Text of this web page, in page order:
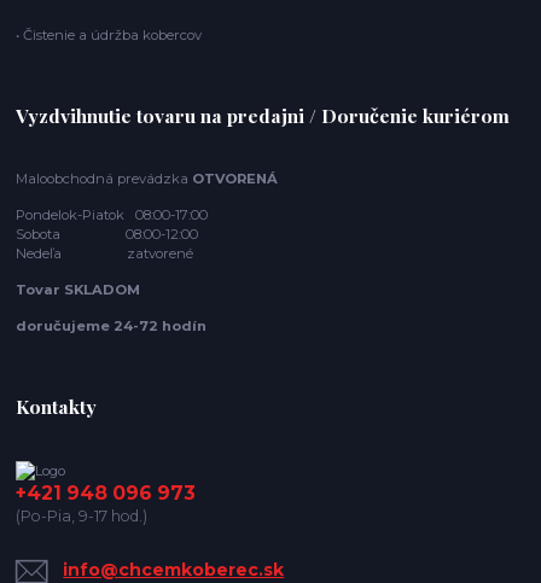
• Čistenie a údržba kobercov
Vyzdvihnutie tovaru na predajni / Doručenie kuriérom
Maloobchodná prevádzka OTVORENÁ
Pondelok-Piatok 08:00-17:00
Sobota 08:00-12:00
Nedeľa zatvorené
Tovar SKLADOM
doručujeme 24-72 hodín
Kontakty
+421 948 096 973
(Po-Pia, 9-17 hod.)
info@chcemkoberec.sk